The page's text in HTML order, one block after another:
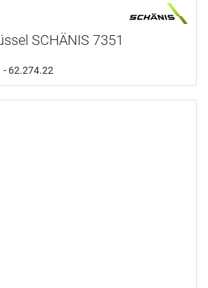
SCHÄNIS 7351
- 62.274.22